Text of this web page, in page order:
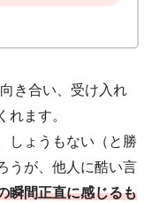
き合い、受け入れ
れます。
しょうもない（と勝
うが、他人に酷い言
瞬間正直に感じるも